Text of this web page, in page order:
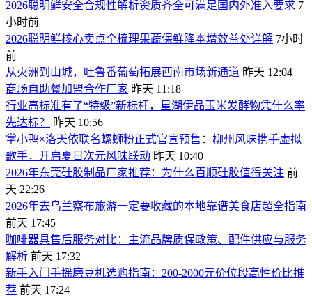
2026聪明鲜安全合规性解析资质齐全可满足国内外准入要求 7
小时前
2026聪明鲜核心卖点全梳理果蔬保鲜降本增效益处详解 7小时
前
从火洲到山城，吐鲁番葡萄拓展西南市场新通道 昨天 12:04
商场自助餐加盟合作厂家 昨天 11:18
行业高标准有了“特级”新标杆，星湖伊品玉米发酵物凭什么率
先达标？
昨天 10:56
掌小鸭×洛天依联名螺蛳粉正式官宣预售：柳州风味携手虚拟
歌手，开启夏日次元风味联动 昨天 10:40
2026年东莞硅胶制品厂家推荐：为什么百顺硅胶值得关注 前
天 22:26
2026年去乌兰察布旅游一定要收藏的本地靠谱美食店超全指南
前天 17:45
咖啡器具售后服务对比：主流品牌质保政策、配件供应与服务
解析 前天 17:32
新手入门手摇磨豆机选购指南：200-2000元价位段高性价比推
荐 前天 17:24